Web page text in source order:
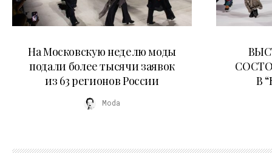
На Московскую неделю моды
подали более тысячи заявок
из 63 регионов России
Moda
В